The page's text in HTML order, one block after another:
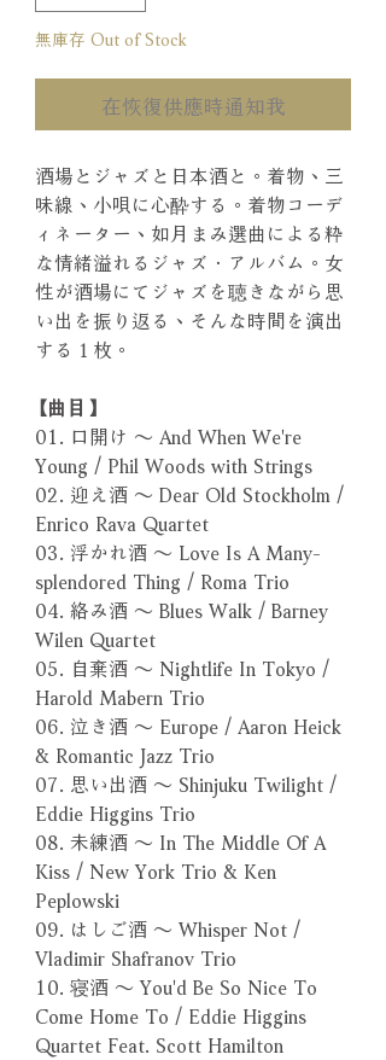
無庫存 Out of Stock
在恢復供應時通知我
酒場とジャズと日本酒と。着物、三
味線、小唄に心酔する。着物コーデ
ィネーター、如月まみ選曲による粋
な情緒溢れるジャズ．アルバム。女
性が酒場にてジャズを聴きながら思
い出を振り返る、そんな時間を演出
する１枚。
【曲目】
01. 口開け ～ And When We're
Young / Phil Woods with Strings
02. 迎え酒 ～ Dear Old Stockholm /
Enrico Rava Quartet
03. 浮かれ酒 ～ Love Is A Many-
splendored Thing / Roma Trio
04. 絡み酒 ～ Blues Walk / Barney
Wilen Quartet
05. 自棄酒 ～ Nightlife In Tokyo /
Harold Mabern Trio
06. 泣き酒 ～ Europe / Aaron Heick
& Romantic Jazz Trio
07. 思い出酒 ～ Shinjuku Twilight /
Eddie Higgins Trio
08. 未練酒 ～ In The Middle Of A
Kiss / New York Trio & Ken
Peplowski
09. はしご酒 ～ Whisper Not /
Vladimir Shafranov Trio
10. 寝酒 ～ You'd Be So Nice To
Come Home To / Eddie Higgins
Quartet Feat. Scott Hamilton